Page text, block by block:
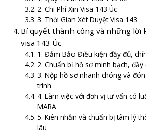
2. Chi Phí Xin Visa 143 Úc
3. Thời Gian Xét Duyệt Visa 143
Bí quyết thành công và những lời
visa 143 Úc
1. Đảm Bảo Điều kiện đầy đủ,
2. Chuẩn bị hồ sơ minh bạch,
3. Nộp hồ sơ nhanh chóng và
trình
4. Làm việc với đơn vị tư vấn có
MARA
5. Kiên nhẫn và chuẩn bị tâm lý
lâu